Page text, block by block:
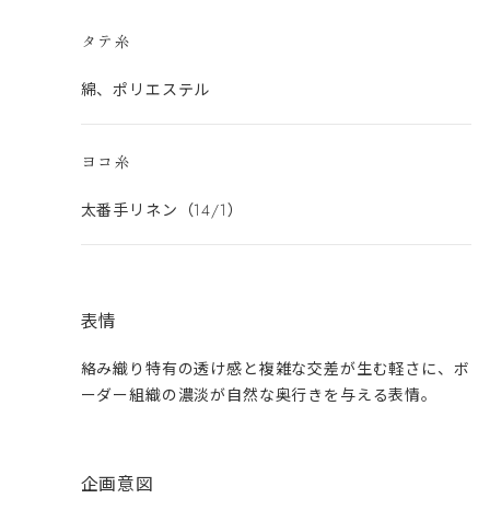
タテ糸
綿、ポリエステル
ヨコ糸
太番手リネン（14/1）
表情
絡み織り特有の透け感と複雑な交差が生む軽さに、ボ
ーダー組織の濃淡が自然な奥行きを与える表情。
企画意図